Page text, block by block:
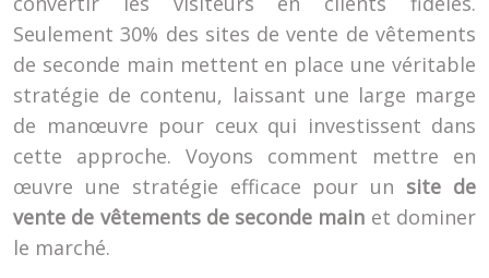
Seulement 30% des sites de vente de vêtements
de seconde main mettent en place une véritable
stratégie de contenu, laissant une large marge
de manœuvre pour ceux qui investissent dans
cette approche. Voyons comment mettre en
œuvre une stratégie efficace pour un site de
vente de vêtements de seconde main et dominer
le marché.